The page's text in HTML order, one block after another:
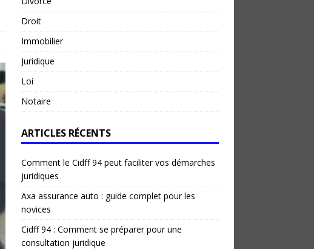
Droit
Immobilier
Juridique
Loi
Notaire
ARTICLES RÉCENTS
Comment le Cidff 94 peut faciliter vos démarches
juridiques
Axa assurance auto : guide complet pour les
novices
Cidff 94 : Comment se préparer pour une
consultation juridique